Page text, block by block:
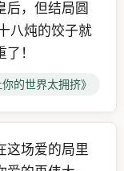
后，但结局圆
八炖的饺子就
！
你的世界太拥挤》
这场爱的局里